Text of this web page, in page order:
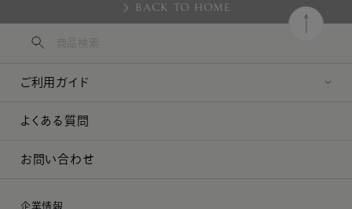
BACK TO HOME
ご利用ガイド
よくある質問
お問い合わせ
企業情報